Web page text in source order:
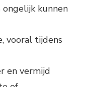
kunnen
vooral tijdens
en vermijd